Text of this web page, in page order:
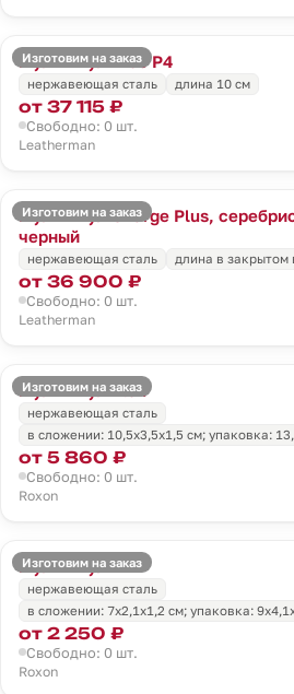
Изготовим на заказ
Мультитул Free P4
нержавеющая сталь
длина 10 см
от 37 115 ₽
Свободно: 0 шт.
Leatherman
Изготовим на заказ
Мультитул Charge Plus,
черный
нержавеющая сталь длина в закрытом
от 36 900 ₽
Свободно: 0 шт.
Leatherman
Изготовим на заказ
Мультитул Flex
нержавеющая сталь
в сложении: 10,5х3,5х1,5 см; упаковка:
от 5 860 ₽
Свободно: 0 шт.
Roxon
Изготовим на заказ
Мультитул M4
нержавеющая сталь
в сложении: 7х2,1х1,2 см; упаковка:
от 2 250 ₽
Свободно: 0 шт.
Roxon